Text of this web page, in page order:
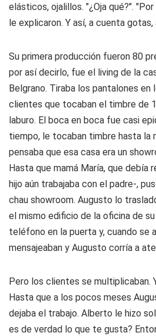
elásticos, ojalillos. "¿Oja qué?".
le explicaron. Y así, a cuenta
Su primera producción fueron 80
por así decirlo, fue el living de la
Belgrano. Tiraba los pantalones en
clientes que tocaban el timbre de
laburo. El boca en boca fue casi
tiempo, le tocaban timbre hasta la
pensaba que esa casa era un
Hasta que mamá María, que debía
hijo aún trabajaba con el padre-,
chau showroom. Augusto lo
el mismo edificio de la oficina de
teléfono en la puerta y, cuando se
mensajeaban y Augusto corría a
Pero los clientes se multiplicaban.
Hasta que a los pocos meses
dejaba el trabajo. Alberto le hizo
es de verdad lo que te gusta?